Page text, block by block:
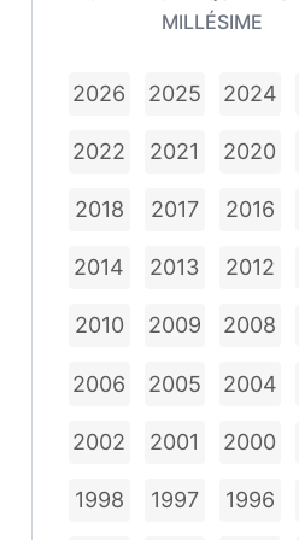
MILLÉSIME
2026 2025 2024
2022 2021 2020
2018 2017 2016
2014 2013 2012
2010 2009 2008
2006 2005 2004
2002 2001 2000
1998 1997 1996